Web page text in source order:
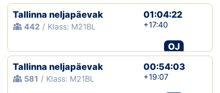
Tallinna neljapäevak
442 / Klass: M21BL
01:04:22
+17:40
OJ
Tallinna neljapäevak
581 / Klass: M21BL
00:54:03
+19:07